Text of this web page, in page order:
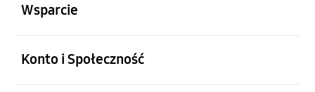
Wsparcie
Konto i Społeczność